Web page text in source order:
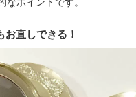
直しできる！